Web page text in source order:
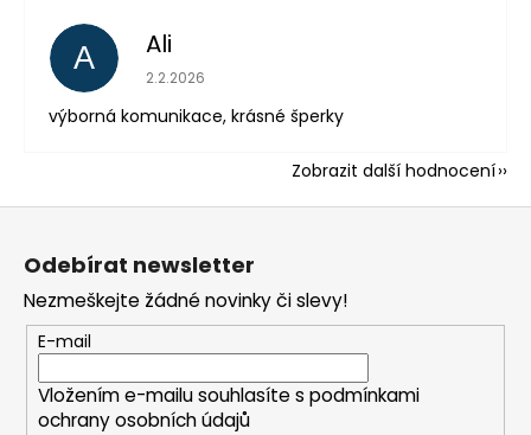
A Ali
Hodnocení obchodu je 5 z 5 hvězdiček.
2.2.2026
výborná komunikace, krásné šperky
Zobrazit další hodnocení
Z
Odebírat newsletter
Nezmeškejte žádné novinky či slevy!
E-mail
Vložením e-mailu souhlasíte s podmínkami
ochrany osobních údajů